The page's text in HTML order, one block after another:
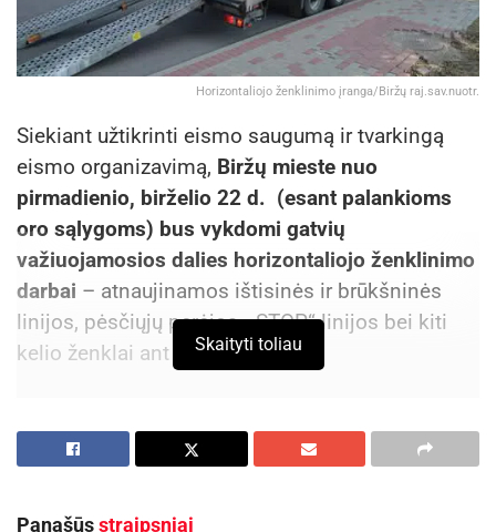
Horizontaliojo ženklinimo įranga/Biržų raj.sav.nuotr.
Siekiant užtikrinti eismo saugumą ir tvarkingą
eismo organizavimą, Biržų mieste nuo
pirmadienio, birželio 22 d. (esant palankioms
oro sąlygoms) bus vykdomi gatvių
važiuojamosios dalies horizontaliojo ženklinimo
darbai – atnaujinamos ištisinės ir brūkšninės
linijos, pėsčiųjų perėjos, „STOP“ linijos bei kiti
kelio ženklai ant dangos.
Skelbiama privaloma AB „Achema“ parengta
Skaityti toliau
Panašūsstraipsniai